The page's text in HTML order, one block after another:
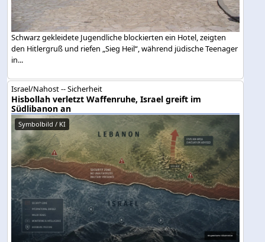
Schwarz gekleidete Jugendliche blockierten ein Hotel, zeigten
den Hitlergruß und riefen „Sieg Heil“, während jüdische Teenager
in...
Israel/Nahost -- Sicherheit
Hisbollah verletzt Waffenruhe, Israel greift im
Südlibanon an
Symbolbild / KI